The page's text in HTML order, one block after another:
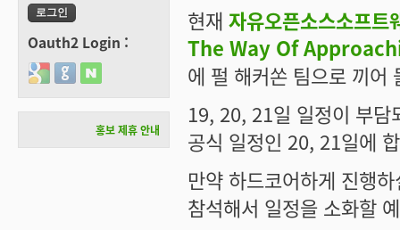
현재 자유오픈소스소프
The Way Of
에 펄 해커쏜 팀으로 끼어
19, 20, 21일 일정이 부담
공식 일정인 20, 21일에
만약 하드코어하게 진행
참석해서 일정을 소화할
Oauth2 Login :
Login with Google
Login with GitHub
Login with Naver
홍보 제휴 안내